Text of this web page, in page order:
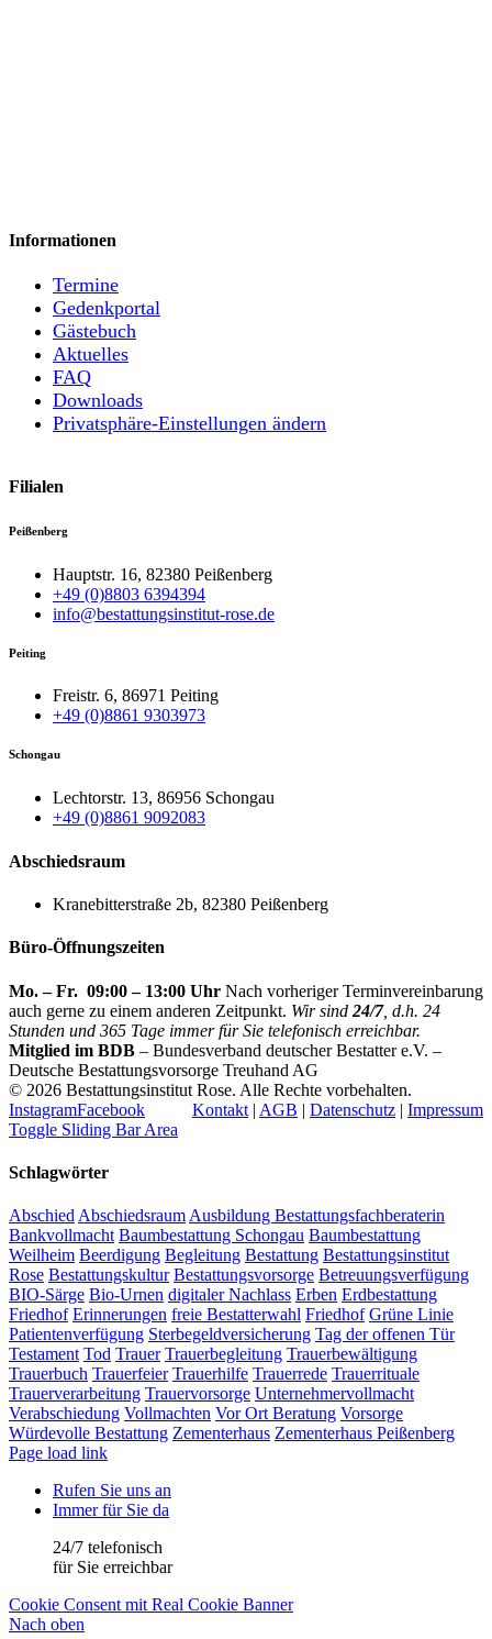
Informationen
Termine
Gedenkportal
Gästebuch
Aktuelles
FAQ
Downloads
Privatsphäre-Einstellungen ändern
Filialen
Peißenberg
Hauptstr. 16, 82380 Peißenberg
+49 (0)8803 6394394
info@bestattungsinstitut-rose.de
Peiting
Freistr. 6, 86971 Peiting
+49 (0)8861 9303973
Schongau
Lechtorstr. 13, 86956 Schongau
+49 (0)8861 9092083
Abschiedsraum
Kranebitterstraße 2b, 82380 Peißenberg
Büro-Öffnungszeiten
Mo. – Fr. 09:00 – 13:00 Uhr Nach vorheriger Terminvereinbarung
auch gerne zu einem anderen Zeitpunkt. Wir sind 24/7, d.h. 24
Stunden und 365 Tage immer für Sie telefonisch erreichbar.
Mitglied im BDB – Bundesverband deutscher Bestatter e.V. –
Deutsche Bestattungsvorsorge Treuhand AG
© 2026 Bestattungsinstitut Rose. Alle Rechte vorbehalten.
Kontakt | AGB | Datenschutz | Impressum
InstagramFacebook
Toggle Sliding Bar Area
Schlagwörter
Abschied Abschiedsraum Ausbildung Bestattungsfachberaterin
Bankvollmacht Baumbestattung Schongau Baumbestattung
Weilheim Beerdigung Begleitung Bestattung Bestattungsinstitut
Rose Bestattungskultur Bestattungsvorsorge Betreuungsverfügung
BIO-Särge Bio-Urnen digitaler Nachlass Erben Erdbestattung
Friedhof Erinnerungen freie Bestatterwahl Friedhof Grüne Linie
Patientenverfügung Sterbegeldversicherung Tag der offenen Tür
Testament Tod Trauer Trauerbegleitung Trauerbewältigung
Trauerbuch Trauerfeier Trauerhilfe Trauerrede Trauerrituale
Trauerverarbeitung Trauervorsorge Unternehmervollmacht
Verabschiedung Vollmachten Vor Ort Beratung Vorsorge
Würdevolle Bestattung Zementerhaus Zementerhaus Peißenberg
Page load link
Rufen Sie uns an
Immer für Sie da
24/7 telefonisch
für Sie erreichbar
Cookie Consent mit Real Cookie Banner
Nach oben